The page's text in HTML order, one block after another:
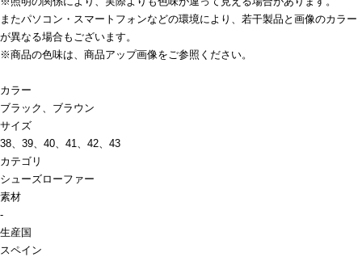
またパソコン・スマートフォンなどの環境により、若干製品と画像のカラー
が異なる場合もございます。
※商品の色味は、商品アップ画像をご参照ください。
カラー
ブラック、ブラウン
サイズ
38、39、40、41、42、43
カテゴリ
シューズローファー
素材
-
生産国
スペイン